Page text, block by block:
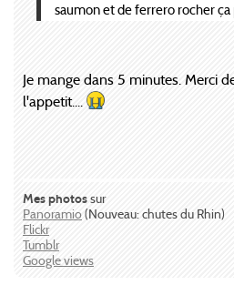
saumon et de ferrero rocher ça
Je mange dans 5 minutes. Merci
l'appetit....
Mes photossur
Panoramio(Nouveau: chutes du Rhin)
Flickr
Tumblr
Google views